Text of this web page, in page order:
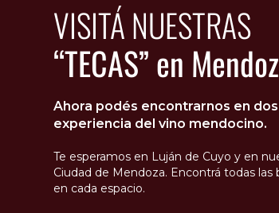
VISITÁ NUESTRAS
“TECAS” en
Ahora podés encontrarnos en
experiencia del vino mendocino.
Te esperamos en Luján de Cuyo y en
Ciudad de Mendoza. Encontrá todas
en cada espacio.